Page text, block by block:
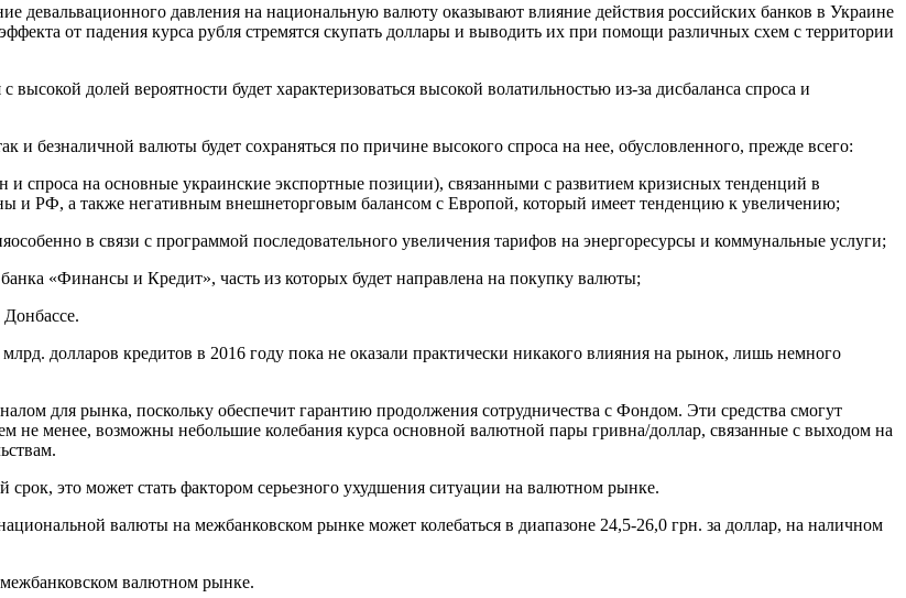
девальвационного давления на национальную валюту оказывают влияние действия российских банков в Украине
от падения курса рубля стремятся скупать доллары и выводить их при помощи различных схем с территории
долей вероятности будет характеризоваться высокой волатильностью из-за дисбаланса спроса и
безналичной валюты будет сохраняться по причине высокого спроса на нее, обусловленного, прежде всего:
на основные украинские экспортные позиции), связанными с развитием кризисных тенденций в
и РФ, а также негативным внешнеторговым балансом с Европой, который имеет тенденцию к увеличению;
в связи с программой последовательного увеличения тарифов на энергоресурсы и коммунальные услуги;
«Финансы и Кредит», часть из которых будет направлена на покупку валюты;
долларов кредитов в 2016 году пока не оказали практически никакого влияния на рынок, лишь немного
для рынка, поскольку обеспечит гарантию продолжения сотрудничества с Фондом. Эти средства смогут
не менее, возможны небольшие колебания курса основной валютной пары гривна/доллар, связанные с выходом на
срок, это может стать фактором серьезного ухудшения ситуации на валютном рынке.
валюты на межбанковском рынке может колебаться в диапазоне 24,5-26,0 грн. за доллар, на наличном
валютном рынке.